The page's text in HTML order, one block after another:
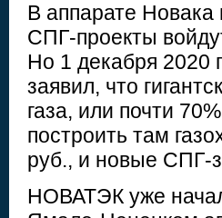
В аппарате Новака
СПГ-проекты
Но 1 декабря 2020
заявил, что
газа, или почти
построить там
руб., и новые СПГ-
НОВАТЭК уже